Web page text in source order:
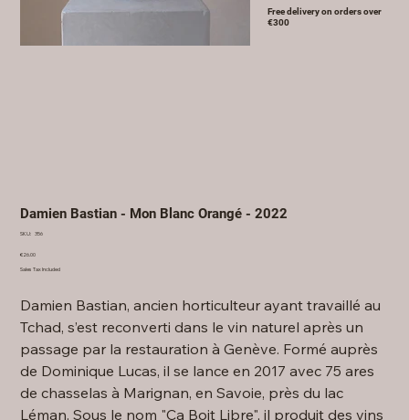
Damien Bastian - Mon Blanc Orangé - 2022
SKU: SKU
356
Price
€26.00
Sales Tax Included
Damien Bastian, ancien horticulteur ayant travaillé au
Tchad, s’est reconverti dans le vin naturel après un
passage par la restauration à Genève. Formé auprès
de Dominique Lucas, il se lance en 2017 avec 75 ares
de chasselas à Marignan, en Savoie, près du lac
Léman. Sous le nom "Ça Boit Libre", il produit des vins
Free delivery on orders over
€300